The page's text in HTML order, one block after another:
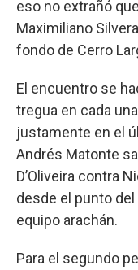
eso no extrañó
Maximiliano
fondo de Cerro
El encuentro se
tregua en cada
justamente en el
Andrés Matonte
D’Oliveira contra
desde el punto del
equipo arachán.
Para el segundo